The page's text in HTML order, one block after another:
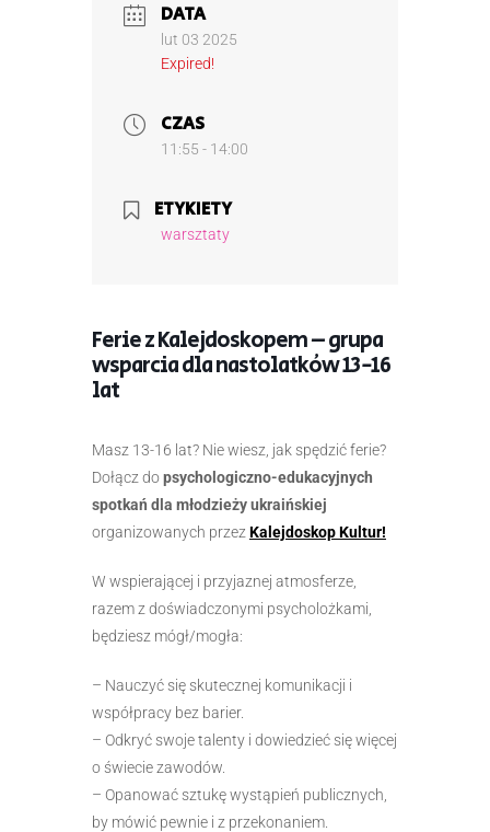
DATA
lut 03 2025
Expired!
CZAS
11:55 - 14:00
ETYKIETY
warsztaty
Ferie z Kalejdoskopem – grupa
wsparcia dla nastolatków 13-16
lat
Masz 13-16 lat? Nie wiesz, jak spędzić ferie?
Dołącz dopsychologiczno-edukacyjnych
spotkań dla młodzieży ukraińskiej
organizowanych przez Kalejdoskop Kultur!
W wspierającej i przyjaznej atmosferze,
razem z doświadczonymi psycholożkami,
będziesz mógł/mogła:
– Nauczyć się skutecznej komunikacji i
współpracy bez barier.
– Odkryć swoje talenty i dowiedzieć się więcej
o świecie zawodów.
– Opanować sztukę wystąpień publicznych,
by mówić pewnie i z przekonaniem.